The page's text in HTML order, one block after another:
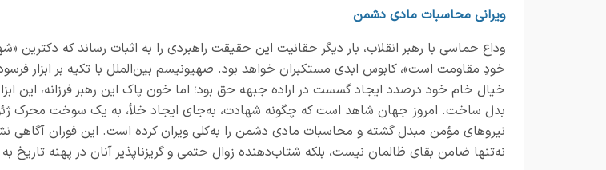
ویرانی محاسبات مادی دشمن
وداع حماسی با رهبر انقلاب، بار دیگر حقانیت این حقیقت راهبردی را به اثبات رساند که دکترین
خودِ مقاومت است»، کابوس ابدی مستکبران خواهد بود. صهیونیسم بین‌الملل با تکیه بر ابزار فرسوده
خیال خام خود درصدد ایجاد گسست در اراده جبهه حق بود؛ اما خون پاک این رهبر فرزانه، این
بدل ساخت. امروز جهان شاهد است که چگونه شهادت، به‌جای ایجاد خلأ، به یک سوخت محرک
نیروهای مؤمن مبدل گشته و محاسبات مادی دشمن را به‌کلی ویران کرده است. این فوران آگاهی
نه‌تنها ضامن بقای ظالمان نیست، بلکه شتاب‌دهنده زوال حتمی و گریزناپذیر آنان در پهنه تاریخ